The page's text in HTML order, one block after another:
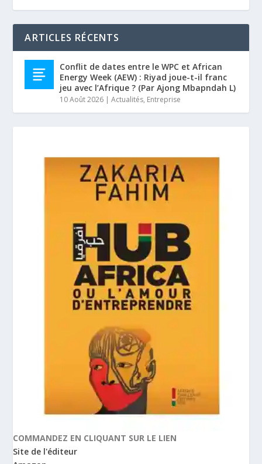
ARTICLES RÉCENTS
Conflit de dates entre le WPC et African
Energy Week (AEW) : Riyad joue-t-il franc
jeu avec l’Afrique ? (Par Ajong Mbapndah L)
10 Août 2026 |Actualités, Entreprise
COMMANDEZ EN CLIQUANT SUR LE LIEN
Site de l'éditeur